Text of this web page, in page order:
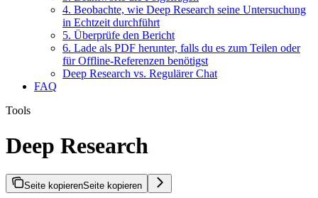
4. Beobachte, wie Deep Research seine Untersuchung
in Echtzeit durchführt
5. Überprüfe den Bericht
6. Lade als PDF herunter, falls du es zum Teilen oder
für Offline-Referenzen benötigst
Deep Research vs. Regulärer Chat
FAQ
Tools
Deep Research
Seite kopierenSeite kopieren